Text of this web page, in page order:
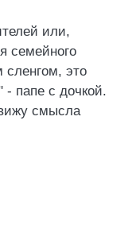
или,
семейного
сленгом, это
- папе с дочкой.
смысла